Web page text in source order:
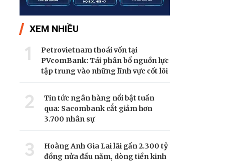
XEM NHIỀU
1
Petrovietnam thoái vốn tại
PVcomBank: Tái phân bổ nguồn lực
tập trung vào những lĩnh vực cốt lõi
2
Tin tức ngân hàng nổi bật tuần
qua: Sacombank cắt giảm hơn
3.700 nhân sự
3
Hoàng Anh Gia Lai lãi gần 2.300 tỷ
đồng nửa đầu năm, dòng tiền kinh